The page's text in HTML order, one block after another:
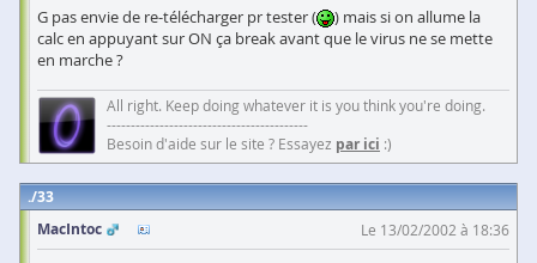
G pas envie de re-télécharger pr tester (
) mais si on allume la
calc en appuyant sur ON ça break avant que le virus ne se mette
en marche ?
All right. Keep doing whatever it is you think you're doing.
------------------------------------------
Besoin d'aide sur le site ? Essayez par ici :)
33
MacIntoc
Le 13/02/2002 à 18:36